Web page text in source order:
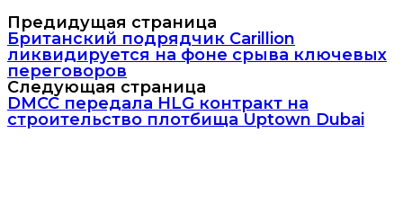
Предидущая страница
Британский подрядчик Carillion
ликвидируется на фоне срыва ключевых
переговоров
Следующая страница
DMCC передала HLG контракт на
строительство плотбища Uptown Dubai